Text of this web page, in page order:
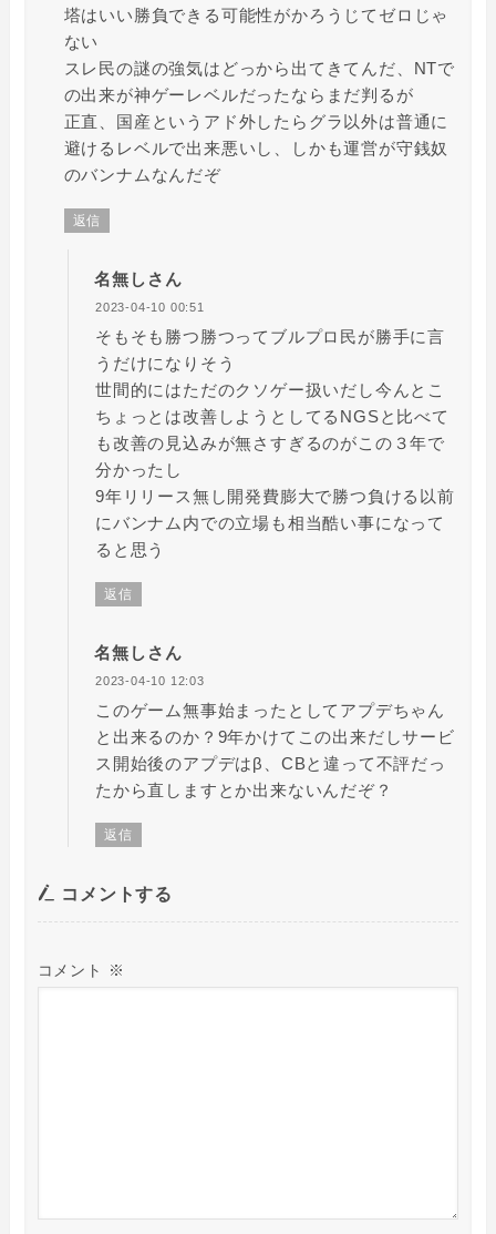
塔はいい勝負できる可能性がかろうじてゼロじゃ
ない
スレ民の謎の強気はどっから出てきてんだ、NTで
の出来が神ゲーレベルだったならまだ判るが
正直、国産というアド外したらグラ以外は普通に
避けるレベルで出来悪いし、しかも運営が守銭奴
のバンナムなんだぞ
返信
名無しさん
2023-04-10 00:51
そもそも勝つ勝つってブルプロ民が勝手に言
うだけになりそう
世間的にはただのクソゲー扱いだし今んとこ
ちょっとは改善しようとしてるNGSと比べて
も改善の見込みが無さすぎるのがこの３年で
分かったし
9年リリース無し開発費膨大で勝つ負ける以前
にバンナム内での立場も相当酷い事になって
ると思う
返信
名無しさん
2023-04-10 12:03
このゲーム無事始まったとしてアプデちゃん
と出来るのか？9年かけてこの出来だしサービ
ス開始後のアプデはβ、CBと違って不評だっ
たから直しますとか出来ないんだぞ？
返信
コメントする
コメント ※